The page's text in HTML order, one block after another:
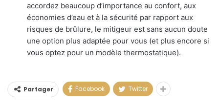
accordez beaucoup d’importance au confort, aux
économies d’eau et à la sécurité par rapport aux
risques de brûlure, le mitigeur est sans aucun doute
une option plus adaptée pour vous (et plus encore si
vous optez pour un modèle thermostatique).
Partager Facebook Twitter